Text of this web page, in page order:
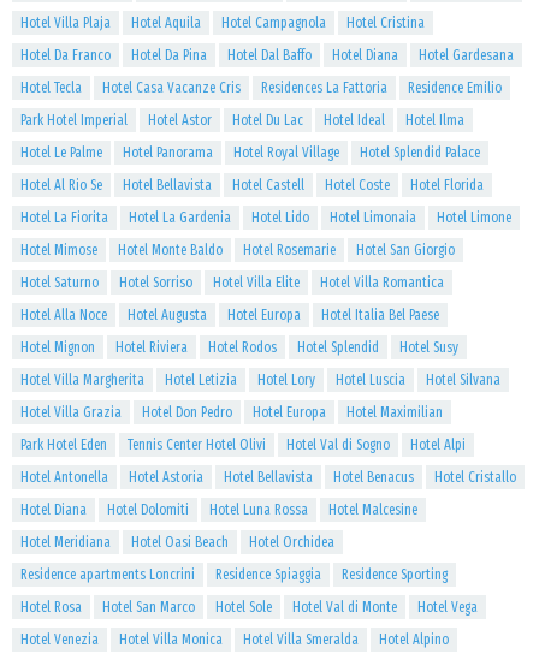
Hotel Villa Plaja
Hotel Aquila Hotel Campagnola
Hotel Cristina
Hotel Da Franco
Hotel Da Pina Hotel Dal Baffo Hotel Diana
Hotel Gardesana
Hotel Tecla
Hotel Casa Vacanze Cris Residences La Fattoria
Residence Emilio
Park Hotel Imperial
Hotel Astor Hotel Du Lac Hotel Ideal
Hotel Ilma
Hotel Le Palme
Hotel Panorama Hotel Royal Village
Hotel Splendid Palace
Hotel Al Rio Se
Hotel Bellavista Hotel Castell Hotel Coste
Hotel Florida
Hotel La Fiorita
Hotel La Gardenia Hotel Lido Hotel Limonaia
Hotel Limone
Hotel Mimose
Hotel Monte Baldo Hotel Rosemarie
Hotel San Giorgio
Hotel Saturno
Hotel Sorriso Hotel Villa Elite
Hotel Villa Romantica
Hotel Alla Noce
Hotel Augusta Hotel Europa
Hotel Italia Bel Paese
Hotel Mignon
Hotel Riviera Hotel Rodos Hotel Splendid
Hotel Susy
Hotel Villa Margherita
Hotel Letizia Hotel Lory Hotel Luscia
Hotel Silvana
Hotel Villa Grazia
Hotel Don Pedro Hotel Europa
Hotel Maximilian
Park Hotel Eden
Tennis Center Hotel Olivi Hotel Val di Sogno
Hotel Alpi
Hotel Antonella
Hotel Astoria Hotel Bellavista Hotel Benacus
Hotel Cristallo
Hotel Diana
Hotel Dolomiti Hotel Luna Rossa
Hotel Malcesine
Hotel Meridiana
Hotel Oasi Beach
Hotel Orchidea
Residence apartments Loncrini
Residence Spiaggia
Residence Sporting
Hotel Rosa
Hotel San Marco Hotel Sole Hotel Val di Monte
Hotel Vega
Hotel Venezia
Hotel Villa Monica Hotel Villa Smeralda
Hotel Alpino